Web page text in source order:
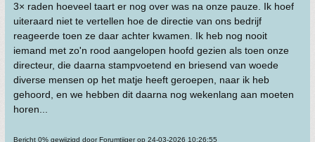
3× raden hoeveel taart er nog over was na onze pauze. Ik hoef
uiteraard niet te vertellen hoe de directie van ons bedrijf
reageerde toen ze daar achter kwamen. Ik heb nog nooit
iemand met zo'n rood aangelopen hoofd gezien als toen onze
directeur, die daarna stampvoetend en briesend van woede
diverse mensen op het matje heeft geroepen, naar ik heb
gehoord, en we hebben dit daarna nog wekenlang aan moeten
horen...
Bericht 0% gewijzigd door Forumtijger op 24-03-2026 10:26:55